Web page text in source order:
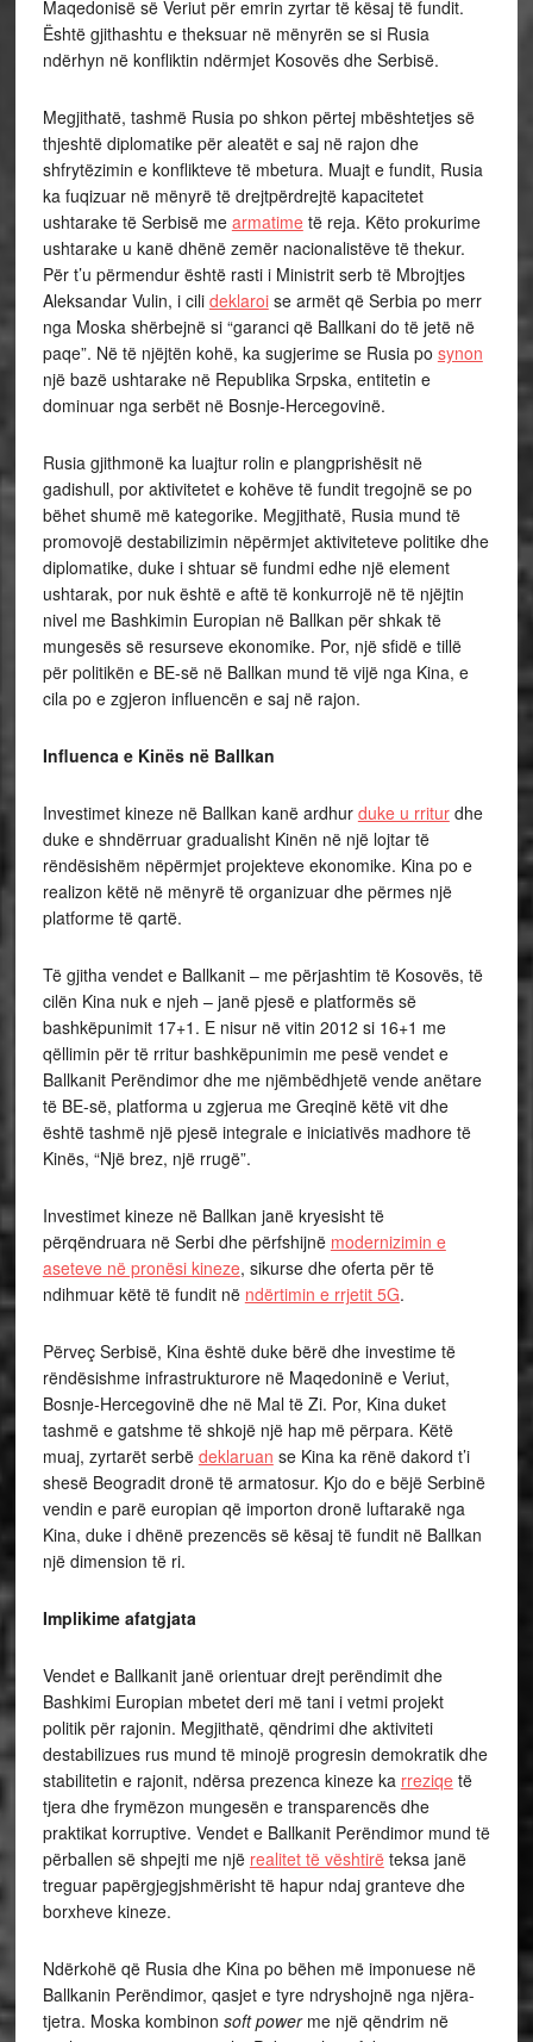
Maqedonisë së Veriut për emrin zyrtar të kësaj të fundit.
Është gjithashtu e theksuar në mënyrën se si Rusia
ndërhyn në konfliktin ndërmjet Kosovës dhe Serbisë.
Megjithatë, tashmë Rusia po shkon përtej mbështetjes së
thjeshtë diplomatike për aleatët e saj në rajon dhe
shfrytëzimin e konflikteve të mbetura. Muajt e fundit, Rusia
ka fuqizuar në mënyrë të drejtpërdrejtë kapacitetet
ushtarake të Serbisë me armatimetë reja. Këto prokurime
ushtarake u kanë dhënë zemër nacionalistëve të thekur.
Për t’u përmendur është rasti i Ministrit serb të Mbrojtjes
Aleksandar Vulin, i cili deklaroise armët që Serbia po merr
nga Moska shërbejnë si “garanci që Ballkani do të jetë në
paqe”. Në të njëjtën kohë, ka sugjerime se Rusia po synon
një bazë ushtarake në Republika Srpska, entitetin e
dominuar nga serbët në Bosnje-Hercegovinë.
Rusia gjithmonë ka luajtur rolin e plangprishësit në
gadishull, por aktivitetet e kohëve të fundit tregojnë se po
bëhet shumë më kategorike. Megjithatë, Rusia mund të
promovojë destabilizimin nëpërmjet aktiviteteve politike dhe
diplomatike, duke i shtuar së fundmi edhe një element
ushtarak, por nuk është e aftë të konkurrojë në të njëjtin
nivel me Bashkimin Europian në Ballkan për shkak të
mungesës së resurseve ekonomike. Por, një sfidë e tillë
për politikën e BE-së në Ballkan mund të vijë nga Kina, e
cila po e zgjeron influencën e saj në rajon.
Influenca e Kinës në Ballkan
Investimet kineze në Ballkan kanë ardhur duke u rriturdhe
duke e shndërruar gradualisht Kinën në një lojtar të
rëndësishëm nëpërmjet projekteve ekonomike. Kina po e
realizon këtë në mënyrë të organizuar dhe përmes një
platforme të qartë.
Të gjitha vendet e Ballkanit – me përjashtim të Kosovës, të
cilën Kina nuk e njeh – janë pjesë e platformës së
bashkëpunimit 17+1. E nisur në vitin 2012 si 16+1 me
qëllimin për të rritur bashkëpunimin me pesë vendet e
Ballkanit Perëndimor dhe me njëmbëdhjetë vende anëtare
të BE-së, platforma u zgjerua me Greqinë këtë vit dhe
është tashmë një pjesë integrale e iniciativës madhore të
Kinës, “Një brez, një rrugë”.
Investimet kineze në Ballkan janë kryesisht të
përqëndruara në Serbi dhe përfshijnë modernizimin e
aseteve në pronësi kineze, sikurse dhe oferta për të
ndihmuar këtë të fundit në ndërtimin e rrjetit 5G.
Përveç Serbisë, Kina është duke bërë dhe investime të
rëndësishme infrastrukturore në Maqedoninë e Veriut,
Bosnje-Hercegovinë dhe në Mal të Zi. Por, Kina duket
tashmë e gatshme të shkojë një hap më përpara. Këtë
muaj, zyrtarët serbë deklaruan se Kina ka rënë dakord t’i
shesë Beogradit dronë të armatosur. Kjo do e bëjë Serbinë
vendin e parë europian që importon dronë luftarakë nga
Kina, duke i dhënë prezencës së kësaj të fundit në Ballkan
një dimension të ri.
Implikime afatgjata
Vendet e Ballkanit janë orientuar drejt perëndimit dhe
Bashkimi Europian mbetet deri më tani i vetmi projekt
politik për rajonin. Megjithatë, qëndrimi dhe aktiviteti
destabilizues rus mund të minojë progresin demokratik dhe
stabilitetin e rajonit, ndërsa prezenca kineze ka rreziqetë
tjera dhe frymëzon mungesën e transparencës dhe
praktikat korruptive. Vendet e Ballkanit Perëndimor mund të
përballen së shpejti me një realitet të vështirëteksa janë
treguar papërgjegjshmërisht të hapur ndaj granteve dhe
borxheve kineze.
Ndërkohë që Rusia dhe Kina po bëhen më imponuese në
Ballkanin Perëndimor, qasjet e tyre ndryshojnë nga njëra-
tjetra. Moska kombinon soft powerme një qëndrim në